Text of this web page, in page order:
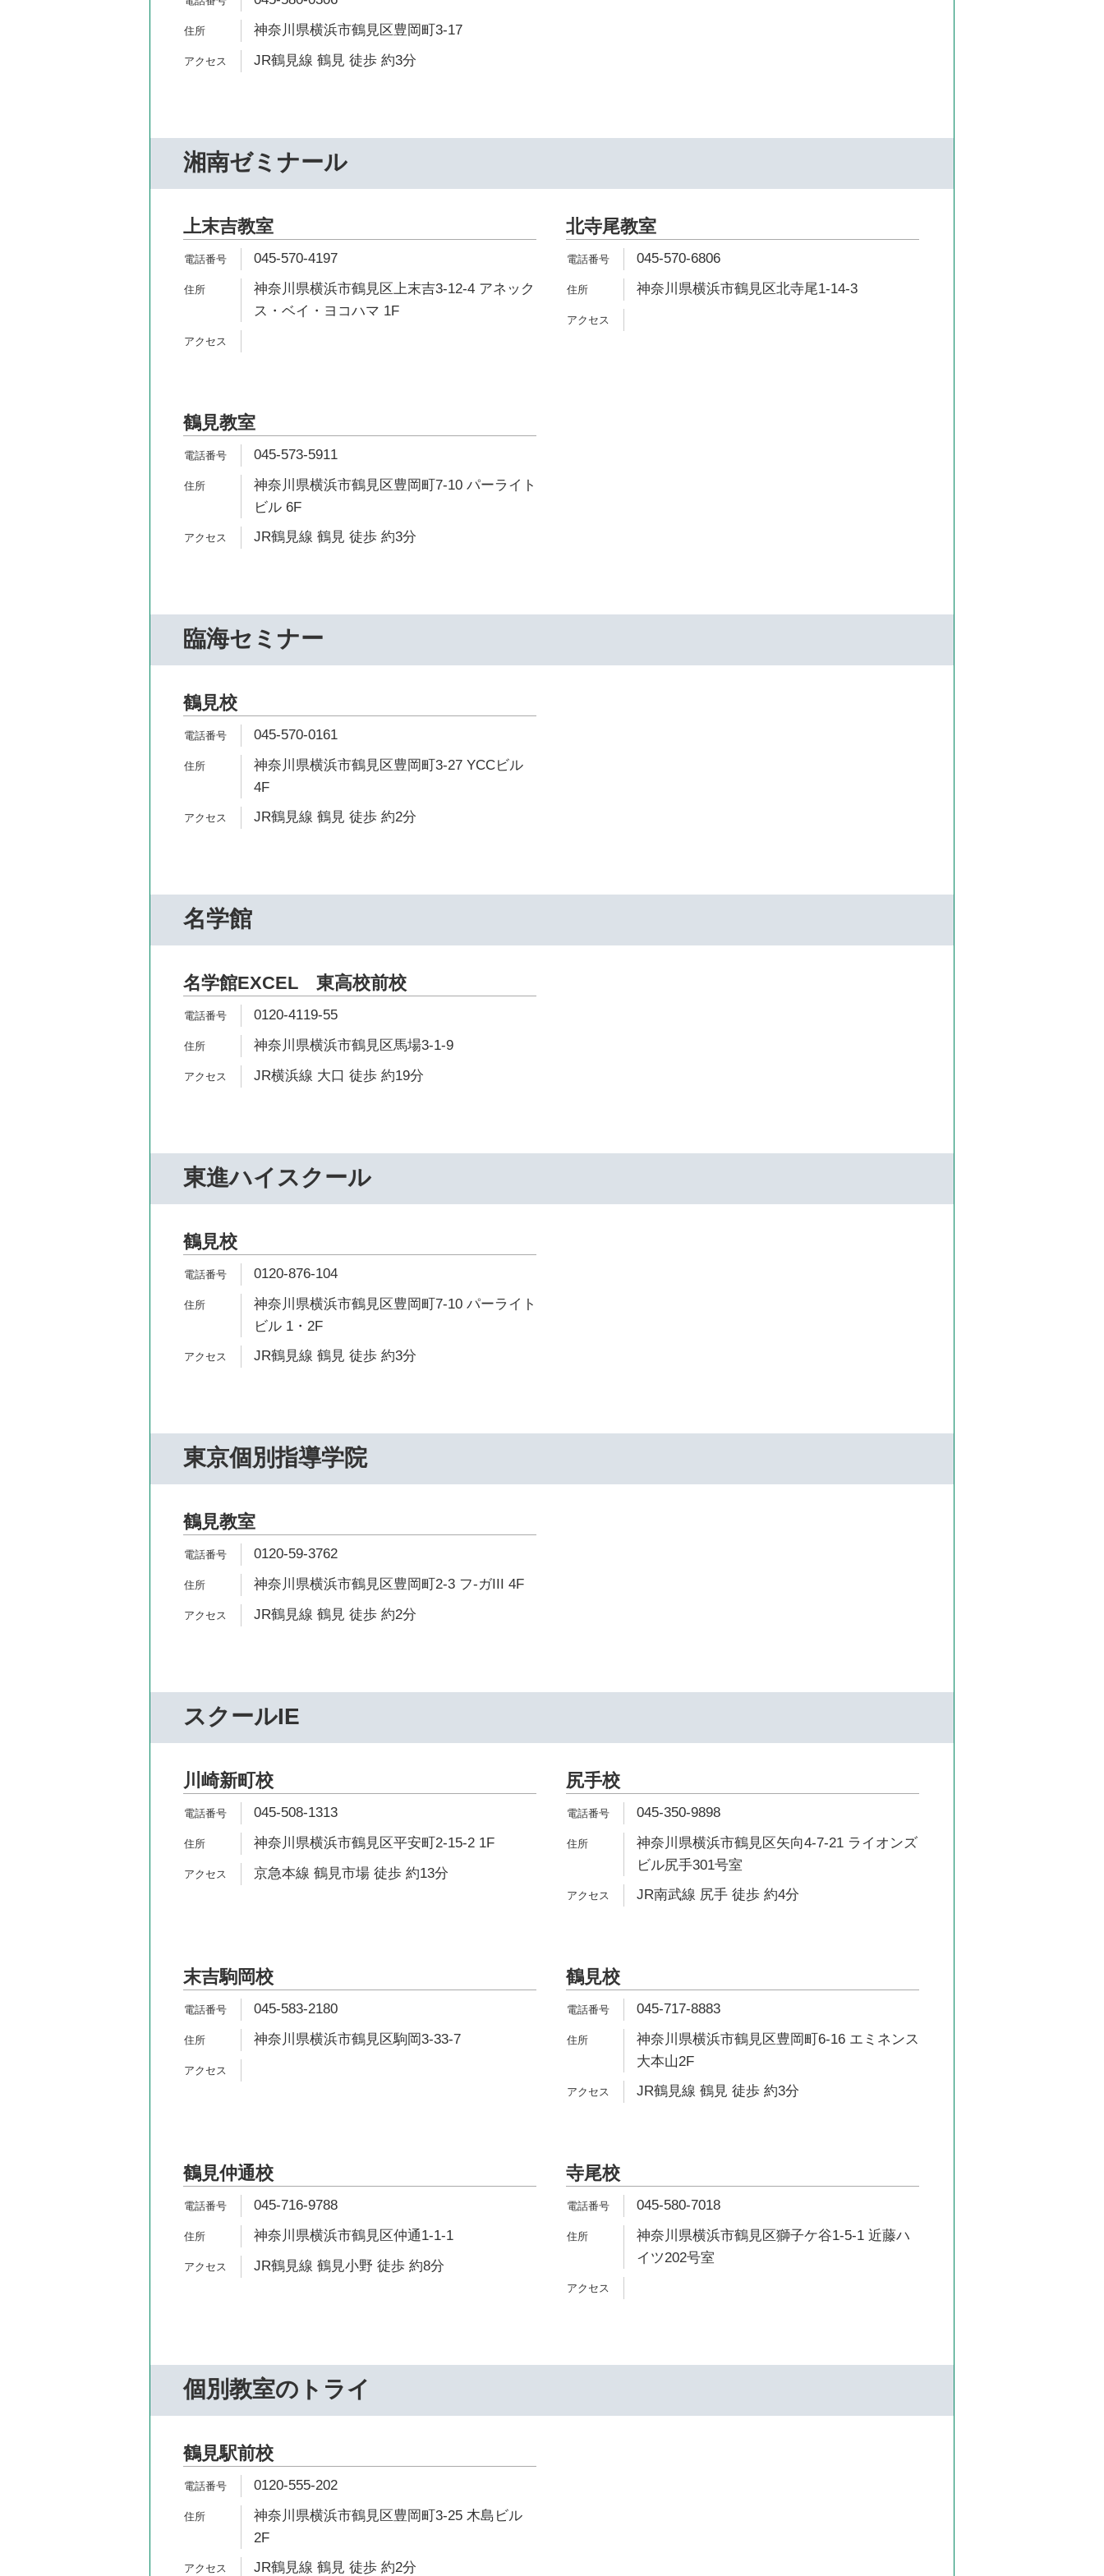
神奈川県横浜市鶴見区豊岡町3-17
JR鶴見線 鶴見 徒歩 約3分
湘南ゼミナール
上末吉教室
045-570-4197
神奈川県横浜市鶴見区上末吉3-12-4 アネック
ス・ベイ・ヨコハマ 1F
北寺尾教室
045-570-6806
神奈川県横浜市鶴見区北寺尾1-14-3
鶴見教室
045-573-5911
神奈川県横浜市鶴見区豊岡町7-10 パーライト
ビル 6F
JR鶴見線 鶴見 徒歩 約3分
臨海セミナー
鶴見校
045-570-0161
神奈川県横浜市鶴見区豊岡町3-27 YCCビル
4F
JR鶴見線 鶴見 徒歩 約2分
名学館
名学館EXCEL 東高校前校
0120-4119-55
神奈川県横浜市鶴見区馬場3-1-9
JR横浜線 大口 徒歩 約19分
東進ハイスクール
鶴見校
0120-876-104
神奈川県横浜市鶴見区豊岡町7-10 パーライト
ビル 1・2F
JR鶴見線 鶴見 徒歩 約3分
東京個別指導学院
鶴見教室
0120-59-3762
神奈川県横浜市鶴見区豊岡町2-3 フ-ガIII 4F
JR鶴見線 鶴見 徒歩 約2分
スクールIE
川崎新町校
045-508-1313
神奈川県横浜市鶴見区平安町2-15-2 1F
京急本線 鶴見市場 徒歩 約13分
尻手校
045-350-9898
神奈川県横浜市鶴見区矢向4-7-21 ライオンズ
ビル尻手301号室
JR南武線 尻手 徒歩 約4分
末吉駒岡校
045-583-2180
神奈川県横浜市鶴見区駒岡3-33-7
鶴見校
045-717-8883
神奈川県横浜市鶴見区豊岡町6-16 エミネンス
大本山2F
JR鶴見線 鶴見 徒歩 約3分
鶴見仲通校
045-716-9788
神奈川県横浜市鶴見区仲通1-1-1
JR鶴見線 鶴見小野 徒歩 約8分
寺尾校
045-580-7018
神奈川県横浜市鶴見区獅子ケ谷1-5-1 近藤ハ
イツ202号室
個別教室のトライ
鶴見駅前校
0120-555-202
神奈川県横浜市鶴見区豊岡町3-25 木島ビル
2F
JR鶴見線 鶴見 徒歩 約2分